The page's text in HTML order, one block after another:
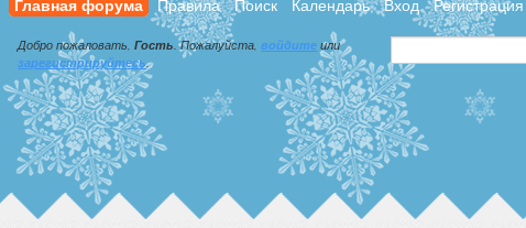
Главная форума Правила Поиск Календарь Вход Регистрация
Добро пожаловать,Гость. Пожалуйста, войдите или
зарегистрируйтесь.